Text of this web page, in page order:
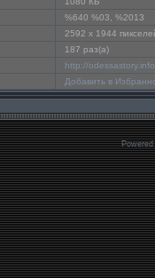
%640 %03, %2013
2592 x 1944
187 раз(а)
http://
Добавить в